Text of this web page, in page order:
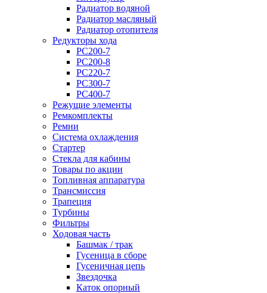
Радиатор водяной
Радиатор масляный
Радиатор отопителя
Редукторы хода
PC200-7
PC200-8
PC220-7
PC300-7
PC400-7
Режущие элементы
Ремкомплекты
Ремни
Система охлаждения
Стартер
Стекла для кабины
Товары по акции
Топливная аппаратура
Трансмиссия
Трапеция
Турбины
Фильтры
Ходовая часть
Башмак / трак
Гусеница в сборе
Гусеничная цепь
Звездочка
Каток опорный